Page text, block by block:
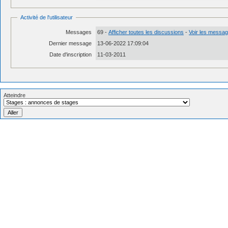
Activité de l'utilisateur
Messages 69 - Afficher toutes les discussions - Voir les
Dernier message
13-06-2022 17:09:04
Date d'inscription
11-03-2011
Atteindre